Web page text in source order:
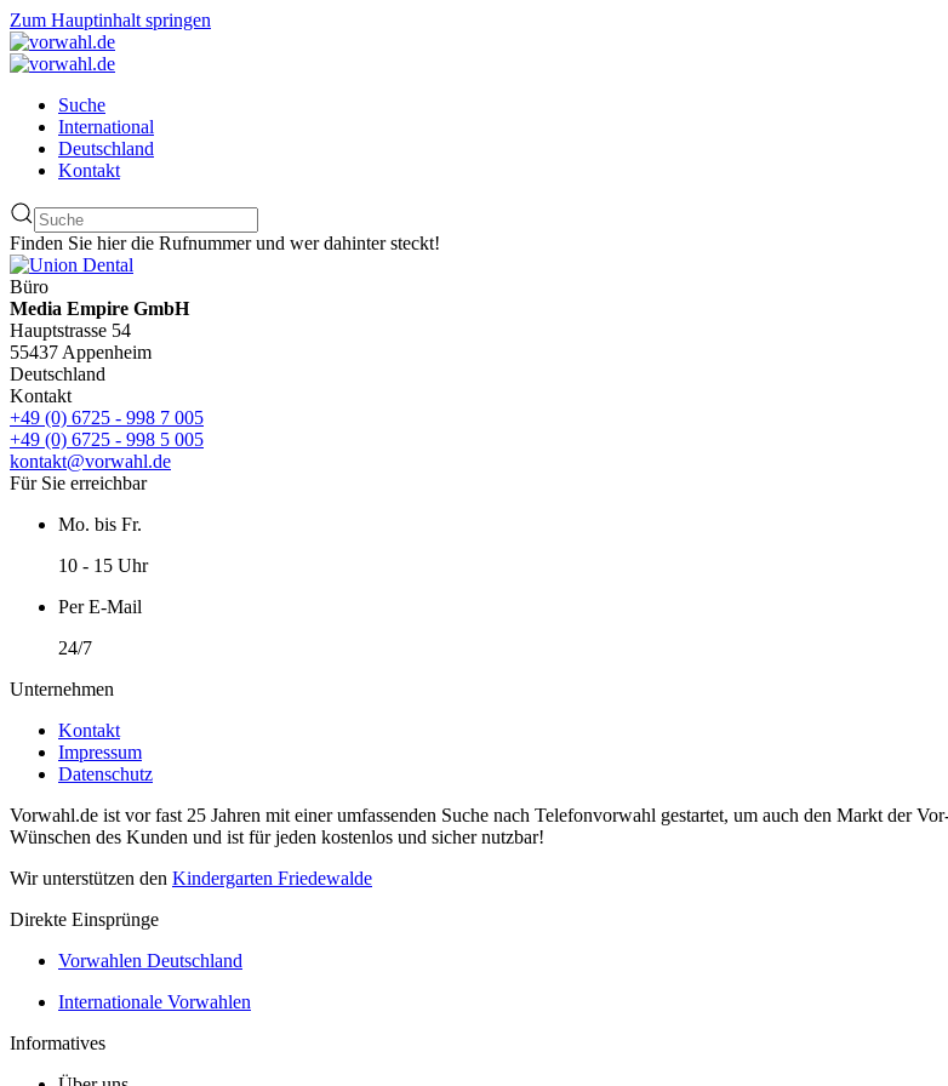
Zum Hauptinhalt springen
Suche
International
Deutschland
Kontakt
Finden Sie hier die Rufnummer und wer dahinter steckt!
Büro
Media Empire GmbH
Hauptstrasse 54
55437 Appenheim
Deutschland
Kontakt
+49 (0) 6725 - 998 7 005
+49 (0) 6725 - 998 5 005
kontakt@vorwahl.de
Für Sie erreichbar
Mo. bis Fr.
10 - 15 Uhr
Per E-Mail
24/7
Unternehmen
Kontakt
Impressum
Datenschutz
Vorwahl.de ist vor fast 25 Jahren mit einer umfassenden Suche nach Telefonvorwahl gestartet, um auch den Markt der
Wünschen des Kunden und ist für jeden kostenlos und sicher nutzbar!
Wir unterstützen den Kindergarten Friedewalde
Direkte Einsprünge
Vorwahlen Deutschland
Internationale Vorwahlen
Informatives